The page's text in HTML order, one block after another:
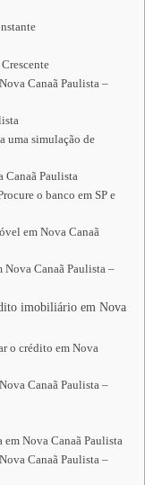
Canaã Paulista –
uma simulação de
Canaã Paulista
o banco em SP e
em Nova Canaã
Canaã Paulista –
imobiliário em Nova
o crédito em Nova
Canaã Paulista –
em Nova Canaã Paulista
Canaã Paulista –